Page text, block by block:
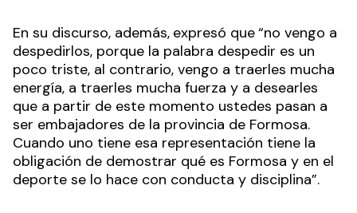
En su discurso, además, expresó que“no vengo a
despedirlos, porque la palabra despedir es un
poco triste, al contrario, vengo a traerles mucha
energía, a traerles mucha fuerza y a desearles
que a partir de este momento ustedes pasan a
ser embajadores de la provincia de Formosa.
Cuando uno tiene esa representación tiene la
obligación de demostrar qué es Formosa y en el
deporte se lo hace con conducta y disciplina”.